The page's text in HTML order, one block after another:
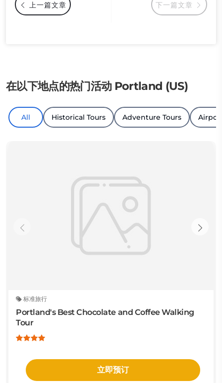
下一篇文章
上一篇文章
在以下地点的热门活动 Portland (US)
All Historical Tours Adventure Tours
标准旅行
Portland's Best Chocolate and Coffee Walking
Tour
立即预订